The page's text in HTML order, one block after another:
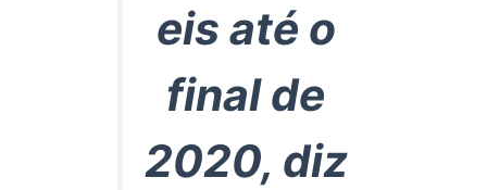
eis até o
final de
2020, diz